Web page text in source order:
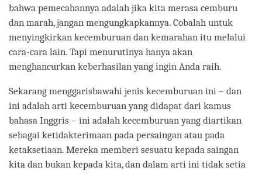
bahwa pemecahannya adalah jika kita merasa cemburu
dan marah, jangan mengungkapkannya. Cobalah untuk
menyingkirkan kecemburuan dan kemarahan itu melalui
cara-cara lain. Tapi menurutinya hanya akan
menghancurkan keberhasilan yang ingin Anda raih.
Sekarang menggarisbawahi jenis kecemburuan ini – dan
ini adalah arti kecemburuan yang didapat dari kamus
bahasa Inggris – ini adalah kecemburuan yang diartikan
sebagai ketidakterimaan pada persaingan atau pada
ketaksetiaan. Mereka memberi sesuatu kepada saingan
kita dan bukan kepada kita, dan dalam arti ini tidak setia